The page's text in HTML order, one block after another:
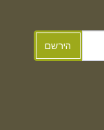
הירשם